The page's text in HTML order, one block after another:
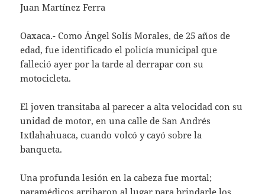
Juan Martínez Ferra
Oaxaca.- Como Ángel Solís Morales, de 25 años de
edad, fue identificado el policía municipal que
falleció ayer por la tarde al derrapar con su
motocicleta.
El joven transitaba al parecer a alta velocidad con su
unidad de motor, en una calle de San Andrés
Ixtlahahuaca, cuando volcó y cayó sobre la
banqueta.
Una profunda lesión en la cabeza fue mortal;
paramédicos arribaron al lugar para brindarle los